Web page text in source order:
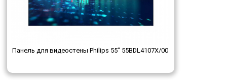
Панель для видеостены Philips 55" 55BDL4107X/00